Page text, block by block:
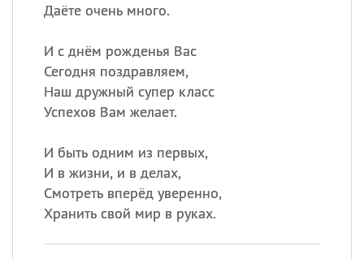
Даёте очень много.
И с днём рожденья Вас
Сегодня поздравляем,
Наш дружный супер класс
Успехов Вам желает.
И быть одним из первых,
И в жизни, и в делах,
Смотреть вперёд уверенно,
Хранить свой мир в руках.